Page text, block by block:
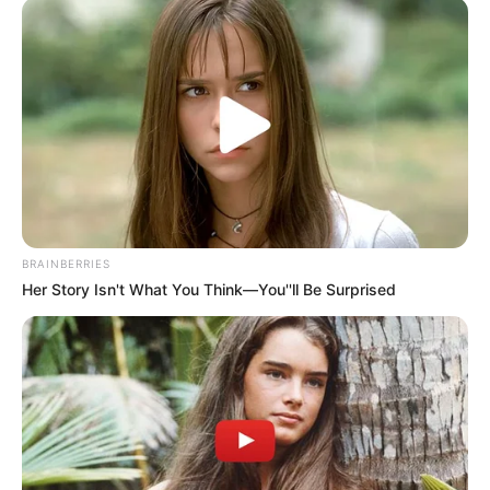
medidas para evitar los posibles traumatismosque se
puedan presentar durante los días de intervención en la
Cabe señalar, que también se hacen recomendaciones,
debido a la temporada de lluvias que se registran en
todo el territorio, en busca de salvaguardar la vida de los
conductores que transitan por sectores de alta
complejidad en cuanto a derrumbes.
"Los conductores deben tener en cuenta las
recomendaciones que se han dado por las autoridades
competentes, en busca de salvaguardar su vida en los
corredores viales".
COMPARTIR
ALERTA BOGOTÁ EN GOOGLE NEWS
BRAINBERRIES
Her Story Isn't What You Think—You''ll Be Surprised